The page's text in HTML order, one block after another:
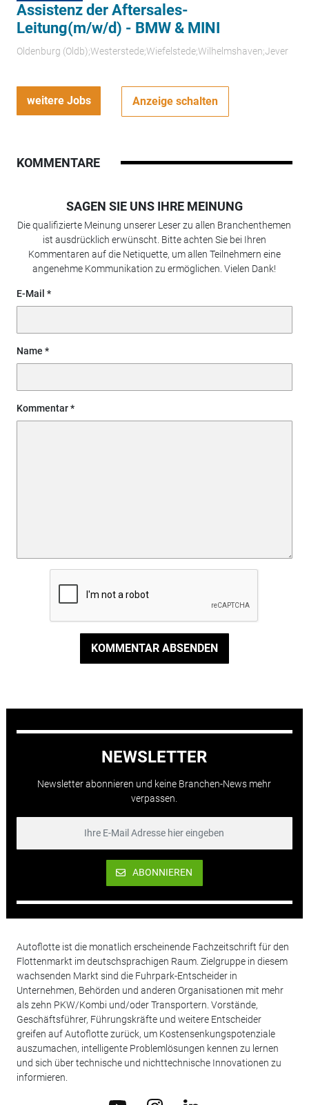
Assistenz der Aftersales-
Leitung(m/w/d) - BMW & MINI
Oldenburg (Oldb);Westerstede;Wiefelstede;Wilhelmshaven;Jever
weitere Jobs Anzeige schalten
KOMMENTARE
SAGEN SIE UNS IHRE MEINUNG
Die qualifizierte Meinung unserer Leser zu allen Branchenthemen
ist ausdrücklich erwünscht. Bitte achten Sie bei Ihren
Kommentaren auf die Netiquette, um allen Teilnehmern eine
angenehme Kommunikation zu ermöglichen. Vielen Dank!
E-Mail
Name
Kommentar
KOMMENTAR ABSENDEN
NEWSLETTER
Newsletter abonnieren und keine Branchen-News mehr
verpassen.
ABONNIEREN
Autoflotte ist die monatlich erscheinende Fachzeitschrift für den
Flottenmarkt im deutschsprachigen Raum. Zielgruppe in diesem
wachsenden Markt sind die Fuhrpark-Entscheider in
Unternehmen, Behörden und anderen Organisationen mit mehr
als zehn PKW/Kombi und/oder Transportern. Vorstände,
Geschäftsführer, Führungskräfte und weitere Entscheider
greifen auf Autoflotte zurück, um Kostensenkungspotenziale
auszumachen, intelligente Problemlösungen kennen zu lernen
und sich über technische und nichttechnische Innovationen zu
informieren.